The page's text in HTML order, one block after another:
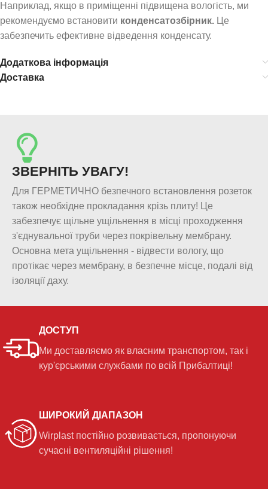
Наприклад, якщо в приміщенні підвищена вологість, ми
рекомендуємо встановити конденсатозбірник. Це
забезпечить ефективне відведення конденсату.
Додаткова інформація
Доставка
ЗВЕРНІТЬ УВАГУ!
Для ГЕРМЕТИЧНО безпечного встановлення розеток
також необхідне прокладання крізь плиту! Це
забезпечує щільне ущільнення в місці проходження
з'єднувальної труби через покрівельну мембрану.
Основна мета ущільнення - відвести вологу, що
протікає через мембрану, в безпечне місце, подалі від
ізоляції даху.
ДОСТУП
Ми доставляємо як власним транспортом, так і
кур'єрськими службами по всій Прибалтиці!
ШИРОКИЙ ДІАПАЗОН
Wirplast постійно розвивається, пропонуючи
сучасні вентиляційні рішення!